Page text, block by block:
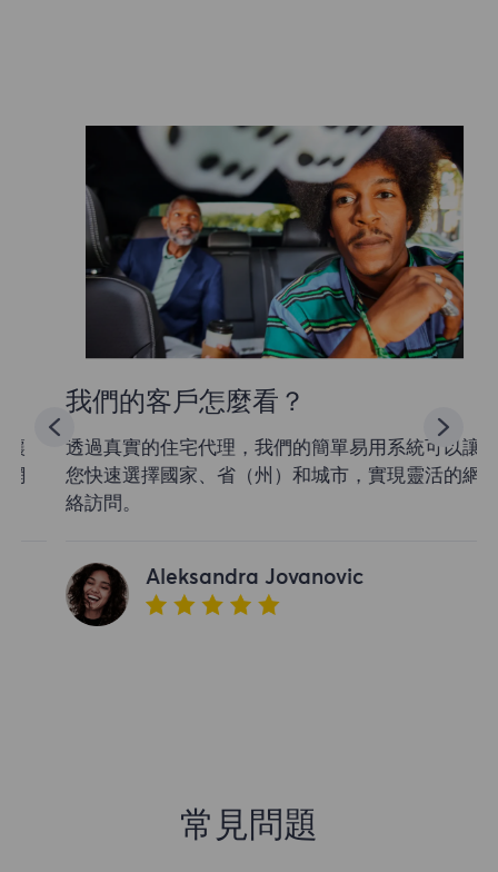
我們的客戶怎麼看？
透過真實的住宅代理，我們的簡單易用系統可以讓
您快速選擇國家、省（州）和城市，實現靈活的網
絡訪問。
Aleksandra Jovanovic
常見問題